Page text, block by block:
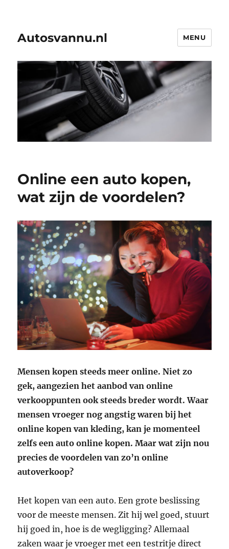
Autosvannu.nl MENU
Online een auto kopen,
wat zijn de voordelen?
Mensen kopen steeds meer online. Niet zo
gek, aangezien het aanbod van online
verkooppunten ook steeds breder wordt. Waar
mensen vroeger nog angstig waren bij het
online kopen van kleding, kan je momenteel
zelfs een auto online kopen. Maar wat zijn nou
precies de voordelen van zo’n online
autoverkoop?
Het kopen van een auto. Een grote beslissing
voor de meeste mensen. Zit hij wel goed, stuurt
hij goed in, hoe is de wegligging? Allemaal
zaken waar je vroeger met een testritje direct